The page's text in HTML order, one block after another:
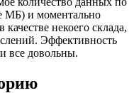
МБ) и моментально
некоего склада,
Эффективность
все довольны.